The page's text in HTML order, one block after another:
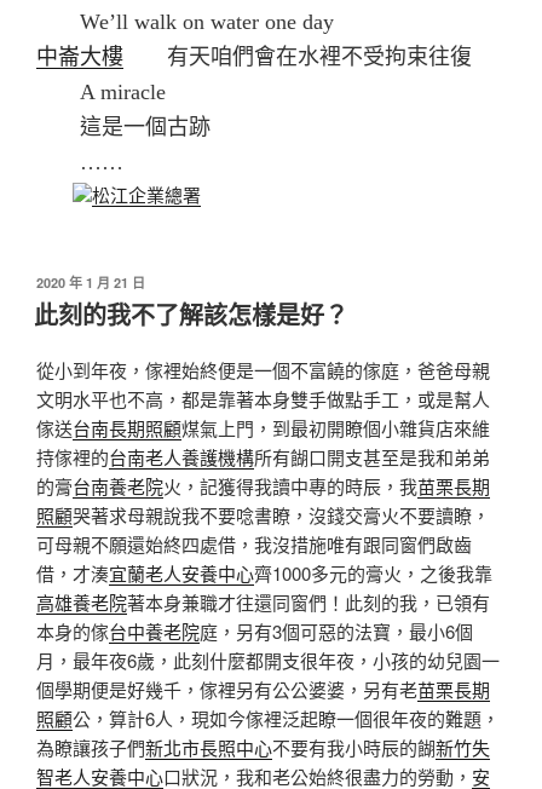
We’ll walk on water one day
中崙大樓 有天咱們會在水裡不受拘束往復
A miracle
這是一個古跡
……
松江企業總署
發
佈
於
2020 年 1 月 21 日
此刻的我不了解該怎樣是好？
從小到年夜，傢裡始終便是一個不富饒的傢庭，爸爸母親
文明水平也不高，都是靠著本身雙手做點手工，或是幫人
傢送台南長期照顧煤氣上門，到最初開瞭個小雜貨店來維
持傢裡的台南老人養護機構所有餬口開支甚至是我和弟弟
的膏台南養老院火，記獲得我讀中專的時辰，我苗栗長期
照顧哭著求母親說我不要唸書瞭，沒錢交膏火不要讀瞭，
可母親不願還始終四處借，我沒措施唯有跟同窗們啟齒
借，才湊宜蘭老人安養中心齊1000多元的膏火，之後我靠
高雄養老院著本身兼職才往還同窗們！此刻的我，已領有
本身的傢台中養老院庭，另有3個可惡的法寶，最小6個
月，最年夜6歲，此刻什麼都開支很年夜，小孩的幼兒園一
個學期便是好幾千，傢裡另有公公婆婆，另有老苗栗長期
照顧公，算計6人，現如今傢裡泛起瞭一個很年夜的難題，
為瞭讓孩子們新北市長照中心不要有我小時辰的餬新竹失
智老人安養中心口狀況，我和老公始終很盡力的勞動， 安